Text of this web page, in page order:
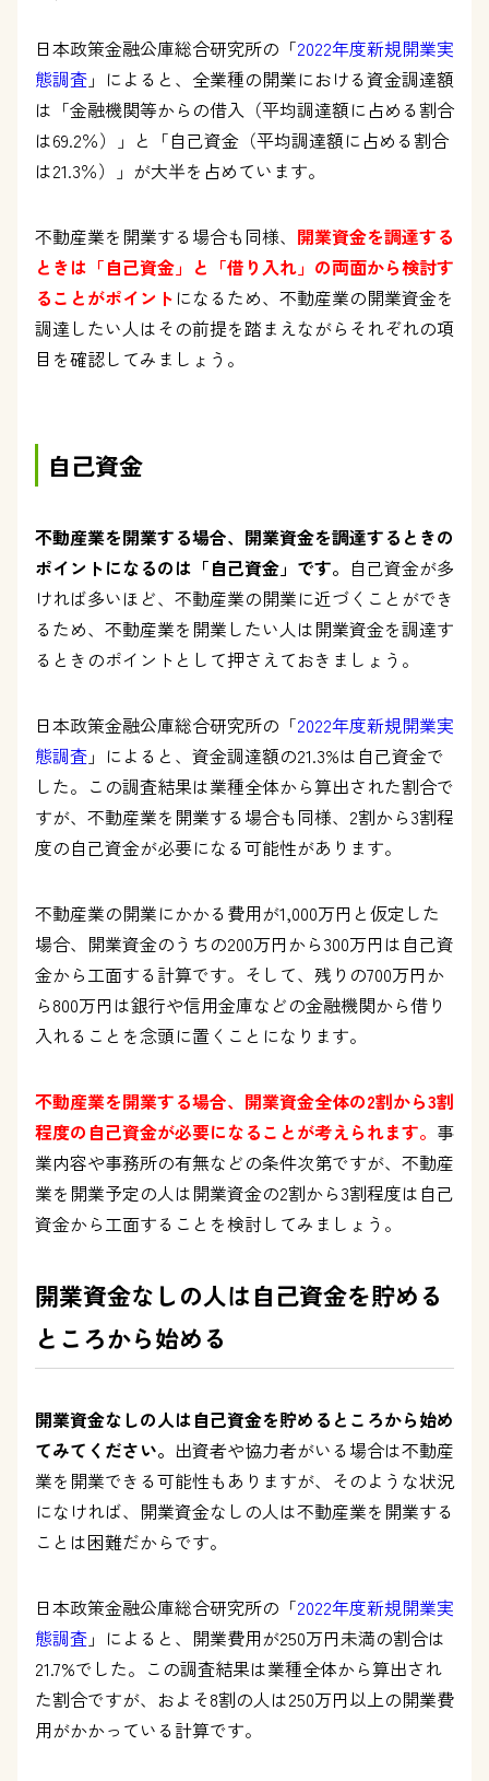
日本政策金融公庫総合研究所の「2022年度新規開業実
態調査 」によると、全業種の開業における資金調達額
は「金融機関等からの借入（平均調達額に占める割合
は69.2％）」と「自己資金（平均調達額に占める割合
は21.3％）」が大半を占めています。
不動産業を開業する場合も同様、 開業資金を調達する
ときは「自己資金」と「借り入れ」の両面から検討す
ることがポイント になるため、不動産業の開業資金を
調達したい人はその前提を踏まえながらそれぞれの項
目を確認してみましょう。
自己資金
不動産業を開業する場合、開業資金を調達するときの
ポイントになるのは「自己資金」です。 自己資金が多
ければ多いほど、不動産業の開業に近づくことができ
るため、不動産業を開業したい人は開業資金を調達す
るときのポイントとして押さえておきましょう。
日本政策金融公庫総合研究所の「2022年度新規開業実
態調査 」によると、資金調達額の21.3%は自己資金で
した。この調査結果は業種全体から算出された割合で
すが、不動産業を開業する場合も同様、2割から3割程
度の自己資金が必要になる可能性があります。
不動産業の開業にかかる費用が1,000万円と仮定した
場合、開業資金のうちの200万円から300万円は自己資
金から工面する計算です。そして、残りの700万円か
ら800万円は銀行や信用金庫などの金融機関から借り
入れることを念頭に置くことになります。
不動産業を開業する場合、開業資金全体の2割から3割
程度の自己資金が必要になることが考えられます。 事
業内容や事務所の有無などの条件次第ですが、不動産
業を開業予定の人は開業資金の2割から3割程度は自己
資金から工面することを検討してみましょう。
開業資金なしの人は自己資金を貯める
ところから始める
開業資金なしの人は自己資金を貯めるところから始め
てみてください。 出資者や協力者がいる場合は不動産
業を開業できる可能性もありますが、そのような状況
になければ、開業資金なしの人は不動産業を開業する
ことは困難だからです。
日本政策金融公庫総合研究所の「2022年度新規開業実
態調査 」によると、開業費用が250万円未満の割合は
21.7%でした。この調査結果は業種全体から算出され
た割合ですが、およそ8割の人は250万円以上の開業費
用がかかっている計算です。